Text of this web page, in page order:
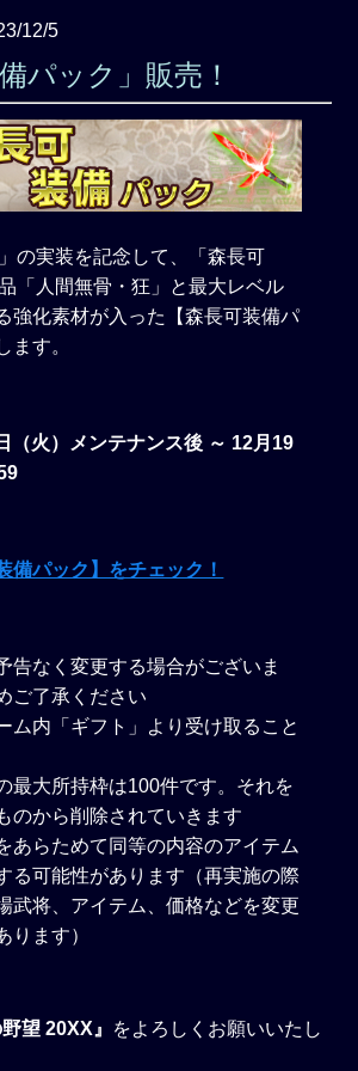
12/5
パック」販売！
の実装を記念して、「森長可
「人間無骨・狂」と最大レベル
強化素材が入った【森長可装備パ
ます。
（火）メンテナンス後 ～ 12月19
備パック】をチェック！
告なく変更する場合がございま
ご了承ください
ム内「ギフト」より受け取ること
最大所持枠は100件です。それを
のから削除されていきます
あらためて同等の内容のアイテム
る可能性があります（再実施の際
武将、アイテム、価格などを変更
ります）
野望 20XX』 をよろしくお願いいたし